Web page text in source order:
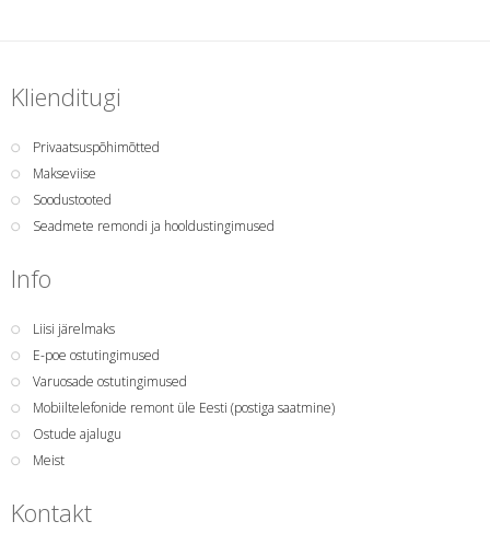
Klienditugi
Privaatsuspõhimõtted
Makseviise
Soodustooted
Seadmete remondi ja hooldustingimused
Info
Liisi järelmaks
E-poe ostutingimused
Varuosade ostutingimused
Mobiiltelefonide remont üle Eesti (postiga saatmine)
Ostude ajalugu
Meist
Kontakt